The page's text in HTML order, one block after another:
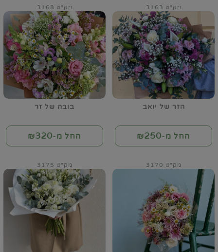
הזר של יואב
מק"ט 3163
החל מ-₪250
בובה של זר
מק"ט 3168
החל מ-₪320
מק"ט 3170 מק"ט 3175